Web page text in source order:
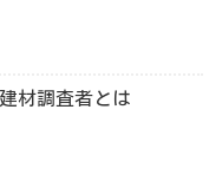
材調査者とは